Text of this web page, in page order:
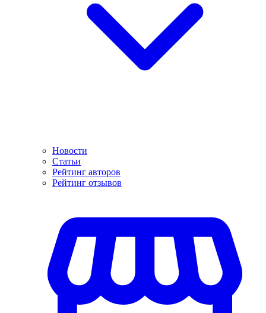
Новости
Статьи
Рейтинг авторов
Рейтинг отзывов